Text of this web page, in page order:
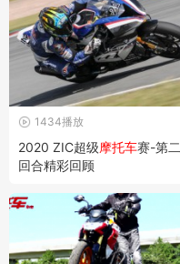
1434播放
2020 ZIC超级摩托车赛-第二
回合精彩回顾